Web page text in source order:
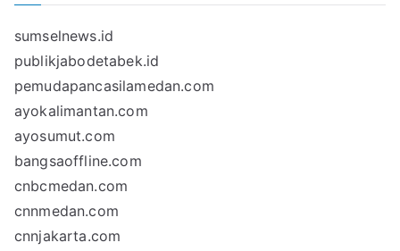
sumselnews.id
publikjabodetabek.id
pemudapancasilamedan.com
ayokalimantan.com
ayosumut.com
bangsaoffline.com
cnbcmedan.com
cnnmedan.com
cnnjakarta.com